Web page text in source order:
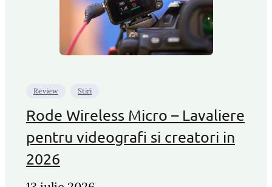
Review Stiri
Rode Wireless Micro – Lavaliere
pentru videografi si creatori in
2026